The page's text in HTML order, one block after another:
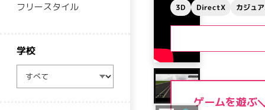
フリースタイル
学校
学校
3D DirectX カジュ
ゲームを遊ぶ